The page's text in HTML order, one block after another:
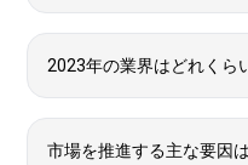
2023年の業界はどれくら
市場を推進する主な要因